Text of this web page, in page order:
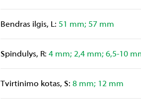
Bendras ilgis, L: 51 mm; 57 mm
Spindulys, R: 4 mm; 2,4 mm; 6,5-10
Tvirtinimo kotas, S: 8 mm; 12 mm